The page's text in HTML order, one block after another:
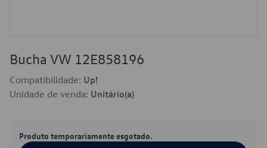
Bucha VW 12E858196
Compatibilidade: Up!
Unidade de venda: Unitário(a)
Produto temporariamente esgotado.